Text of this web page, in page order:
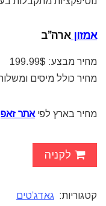
אמזוןארה”ב
מחיר מבצע: 199.99$
מחיר כולל מיסים ומשלוח: 254.9$ ~ כ 835 ₪
מחיר בארץ לפי אתר זאפ
לקניה
קטגוריות: גאדג’טים